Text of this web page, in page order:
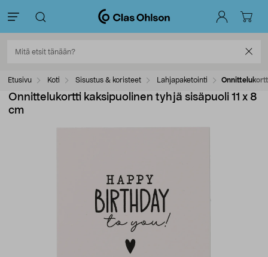
Etusivu Koti Sisustus & koristeet Lahjapaketointi
Onnittelukortti kaksipuolinen tyhjä sisäpuoli 11 x 8
cm